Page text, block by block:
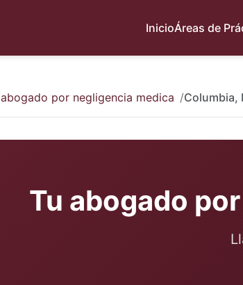
InicioÁreas de
abogado por negligencia medica Columbia,
Tu abogado